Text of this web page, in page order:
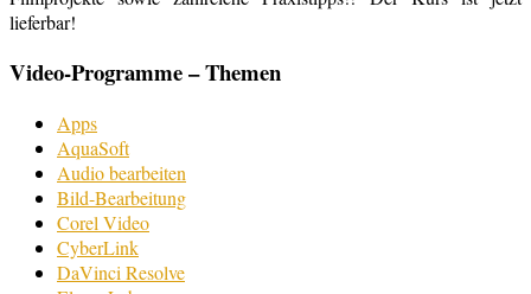
lieferbar!
Video-Programme – Themen
Apps
AquaSoft
Audio bearbeiten
Bild-Bearbeitung
Corel Video
CyberLink
DaVinci Resolve